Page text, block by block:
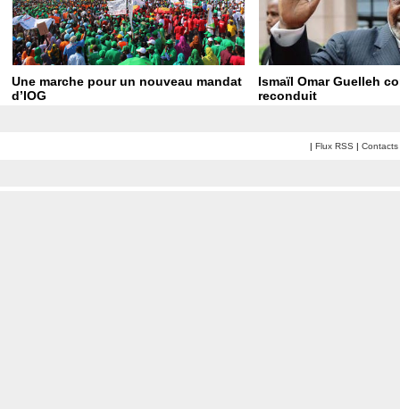
Une marche pour un nouveau mandat
d’IOG
Ismaïl Omar Guelleh
reconduit
| Flux RSS | Contacts